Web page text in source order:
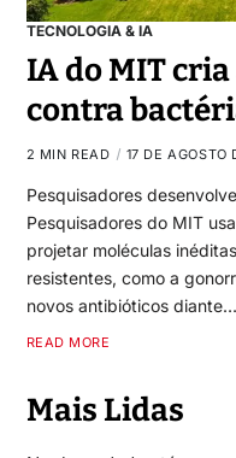
TECNOLOGIA & IA
IA do MIT
contra
2 MIN READ 17 DE AGOSTO
Pesquisadores
Pesquisadores do MIT
projetar moléculas
resistentes, como a
novos antibióticos diante…
READ MORE
Mais Lidas